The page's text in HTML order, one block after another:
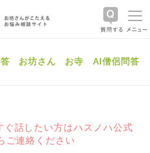
お坊さん お寺 AI僧侶問答
ぐ話したい方はハスノハ公式
ご連絡ください